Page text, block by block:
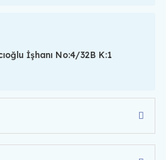
İşhanı No:4/32B K:1